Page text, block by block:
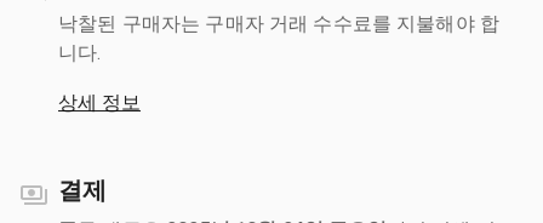
낙찰된 구매자는 구매자 거래 수수료를 지불해야 합
니다.
상세 정보
결제